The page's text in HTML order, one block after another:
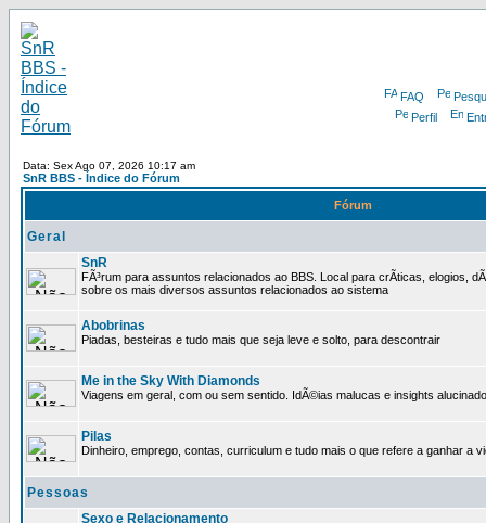
FAQ
Perfil
Data: Sex Ago 07, 2026 10:17 am
SnR BBS - Índice do Fórum
Fórum
Geral
SnR
FÃ³rum para assuntos relacionados ao BBS. Local para crÃ­ticas, elogios,
sobre os mais diversos assuntos relacionados ao sistema
Abobrinas
Piadas, besteiras e tudo mais que seja leve e solto, para descontrair
Me in the Sky With Diamonds
Viagens em geral, com ou sem sentido. IdÃ©ias malucas e insights
Pilas
Dinheiro, emprego, contas, curriculum e tudo mais o que refere a ganhar a
Pessoas
Sexo e Relacionamento